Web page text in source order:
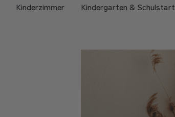
Kinderzimmer Kindergarten & Schulstart